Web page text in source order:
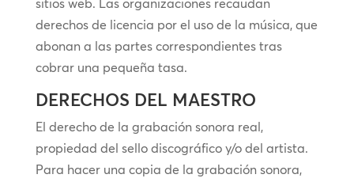
sitios web. Las organizaciones recaudan
derechos de licencia por el uso de la música, que
abonan a las partes correspondientes tras
cobrar una pequeña tasa.
DERECHOS DEL MAESTRO
El derecho de la grabación sonora real,
propiedad del sello discográfico y/o del artista.
Para hacer una copia de la grabación sonora,